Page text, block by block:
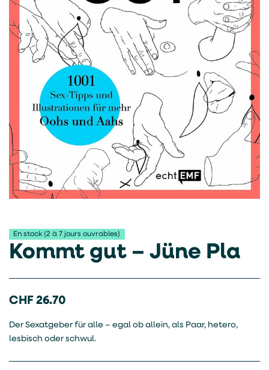
En stock (2 à 7 jours ouvrables)
Kommt gut – Jüne Pla
CHF 26.70
Der Sexatgeber für alle – egal ob allein, als Paar, hetero,
lesbisch oder schwul.